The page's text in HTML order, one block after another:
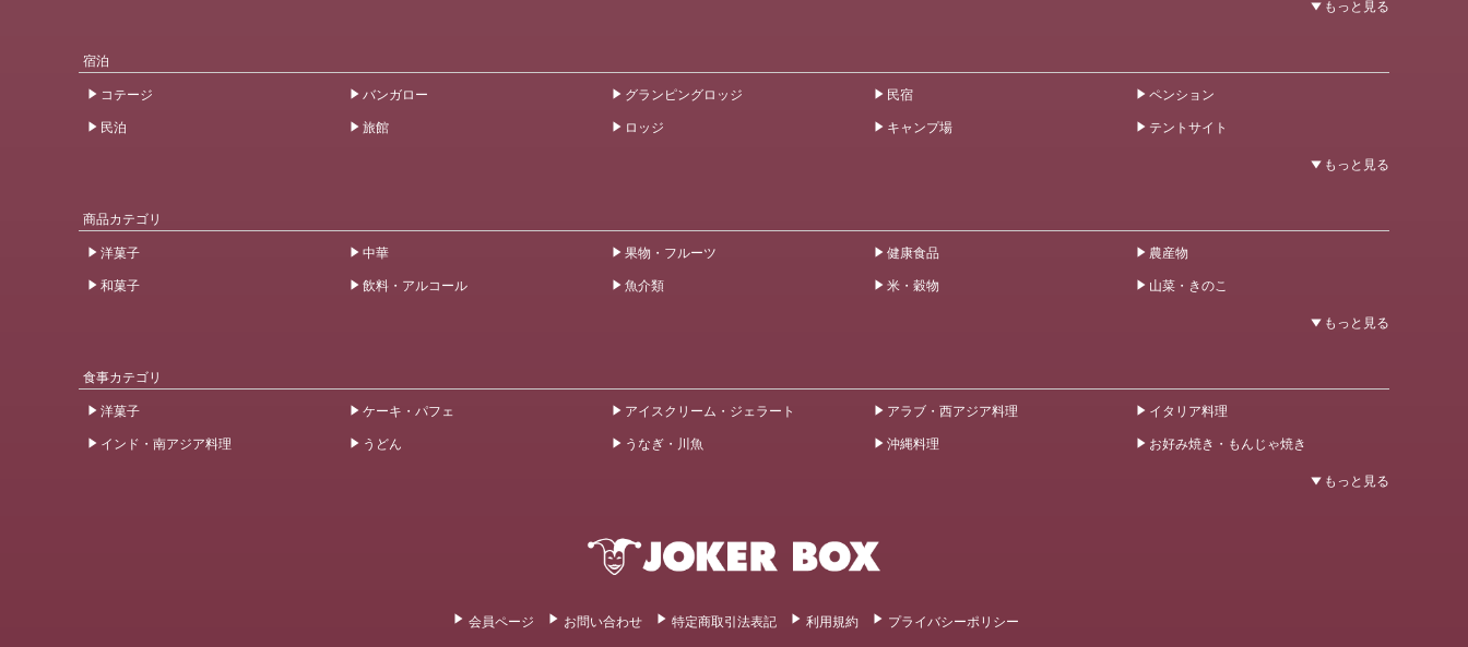
宿泊
コテージ
バンガロー グランピングロッジ 民宿
ペンション
民泊
旅館 ロッジ キャンプ場 テントサイト
商品カテゴリ
洋菓子
中華 果物・フルーツ 健康食品
農産物
和菓子
飲料・アルコール 魚介類 米・穀物 山菜・きのこ
食事カテゴリ
洋菓子
ケーキ・パフェ アイスクリーム・ジェラート アラブ・西アジア料理
イタリア料理
インド・南アジア料理
うどん うなぎ・川魚 沖縄料理 お好み焼き・もんじゃ焼き
会員ページ お問い合わせ 特定商取引法表記 利用規約 プライバシーポリシー